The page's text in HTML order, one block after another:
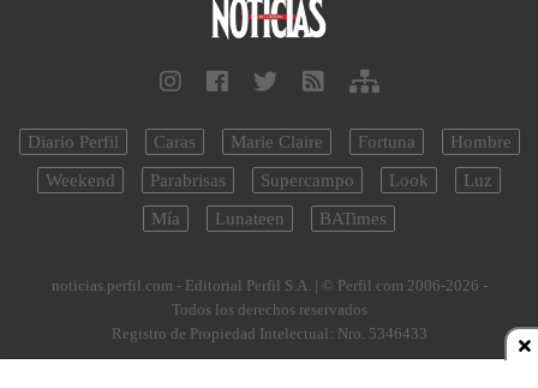
Diario Perfil Caras Marie Claire Fortuna
Hombre
Weekend
Parabrisas Supercampo Look
Luz
Mía
Lunateen BATimes
noticias.perfil.com - Editorial Perfil S.A. | © Perfil.com 2006-2026 -
Todos los derechos reservados
Registro de Propiedad Intelectual: Nro. 5346433